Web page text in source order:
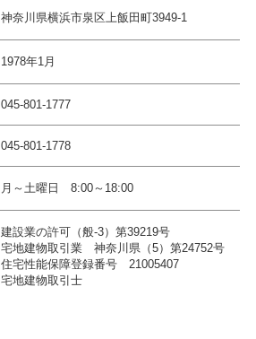
神奈川県横浜市泉区上飯田町3949-1
1978年1月
045-801-1777
045-801-1778
月～土曜日 8:00～18:00
建設業の許可（般-3）第39219号
宅地建物取引業 神奈川県（5）第24752号
住宅性能保障登録番号 21005407
宅地建物取引士